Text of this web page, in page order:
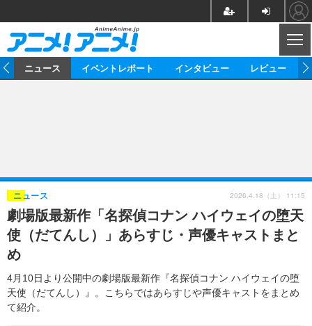
ゲーム グッズ
イベント 海外
海外イベント ビジネス
俳優・タレント アーティスト
ビジネス
アニメ 実写
書評 イベント
ゲーム 座談会
動画
アニメ！アニメ！TV ABEMA Cafe
ニュース イベントレポート インタビュー レビュー
劇場版最新作「名探偵コナン ハイウェイの堕天
使（だてんし）」あらすじ・声優キャストまと
め
4月10日より公開中の劇場版最新作『名探偵コナン ハイウェイの堕
天使（だてんし）』。こちらではあらすじや声優キャストをまとめ
て紹介。
ニュース 2026.4.18（土） 11:15